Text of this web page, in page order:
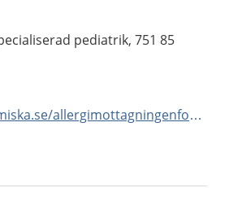
pediatrik, 751 85
http://www.akademiska.se/allergimottagningenforbarnochunga